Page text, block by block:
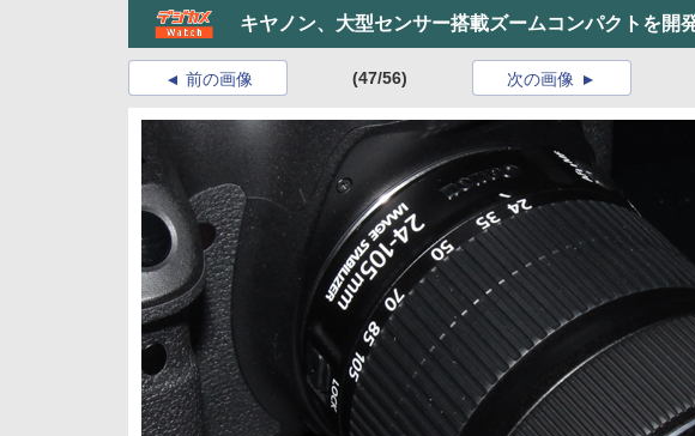
キヤノン、大型センサー搭載ズームコンパクトを開
前の画像 (47/56) 次の画像